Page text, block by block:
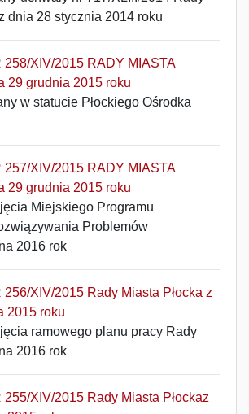
dnia 28 stycznia 2014 roku
258/XIV/2015 RADY MIASTA
29 grudnia 2015 roku
w statucie Płockiego Ośrodka
257/XIV/2015 RADY MIASTA
29 grudnia 2015 roku
Miejskiego Programu
Problemów
2016 rok
XIV/2015 Rady Miasta Płocka z
2015 roku
ramowego planu pracy Rady
2016 rok
XIV/2015 Rady Miasta Płockaz